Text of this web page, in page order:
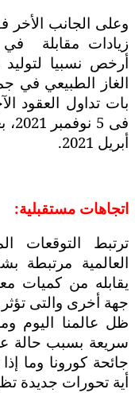
وعلى الجانب الأخر
زيادات مقابلة
في
أرخص نسبيا
الغاز الطبيعي في
أبريل 2021.
اتجاهات مستقبلية:
ترتبط التوقعات
العالمية مرتبطة
يقابله من كميات
جهة أخرى والتى
ظل عالمنا اليوم
سريعة بسبب حالة
جائحة كورونا وما
أية تحورات جديدة